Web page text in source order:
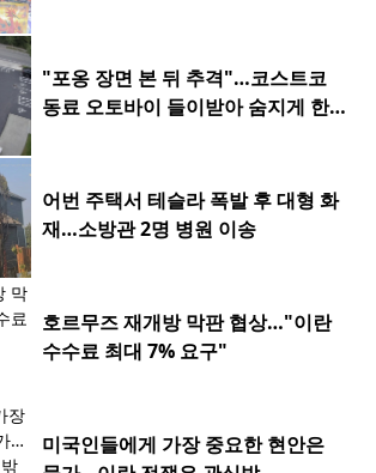
"포옹 장면 본 뒤 추격"…코스트코
동료 오토바이 들이받아 숨지게 한 2
어번 주택서 테슬라 폭발 후 대형 화
재…소방관 2명 병원 이송
호르무즈 재개방 막판 협상…"이란
수수료 최대 7% 요구"
미국인들에게 가장 중요한 현안은